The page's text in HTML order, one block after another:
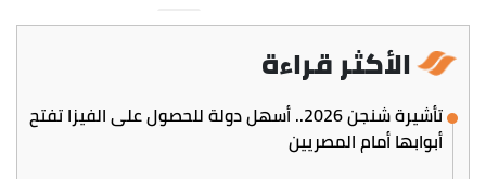
الأكثر قراءة
تأشيرة شنجن 2026.. أسهل دولة للحصول على الفيزا تفتح
أبوابها أمام المصريين